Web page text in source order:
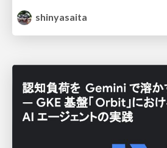
shinyasaita